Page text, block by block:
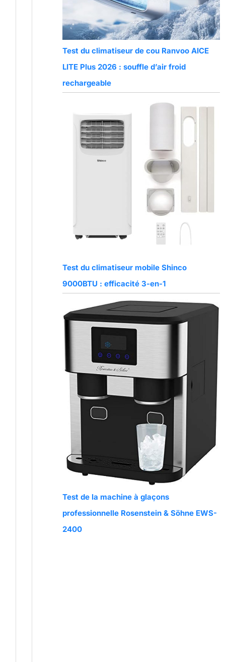
Test du climatiseur de cou Ranvoo AICE
LITE Plus 2026 : souffle d’air froid
rechargeable
Test du climatiseur mobile Shinco
9000BTU : efficacité 3-en-1
Test de la machine à glaçons
professionnelle Rosenstein & Söhne EWS-
2400